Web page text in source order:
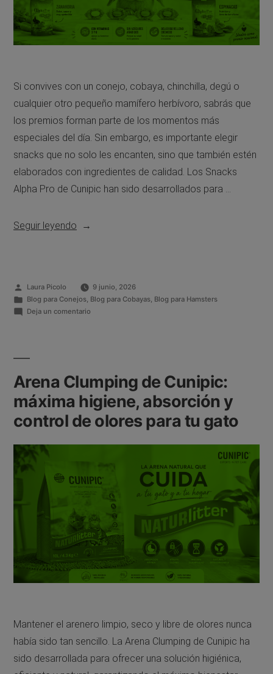
Si convives con un conejo, cobaya, chinchilla, degú o
cualquier otro pequeño mamífero herbívoro, sabrás que
los premios forman parte de los momentos más
especiales del día. Sin embargo, es importante elegir
snacks que no solo les encanten, sino que también estén
elaborados con ingredientes de calidad. Los Snacks
Alpha Pro de Cunipic han sido desarrollados para …
Seguir leyendo
Laura Picolo
9 junio, 2026
Blog para Conejos, Blog para Cobayas, Blog para Hamsters
Deja un comentario
Arena Clumping de Cunipic:
máxima higiene, absorción y
control de olores para tu gato
Mantener el arenero limpio, seco y libre de olores nunca
había sido tan sencillo. La Arena Clumping de Cunipic ha
sido desarrollada para ofrecer una solución higiénica,